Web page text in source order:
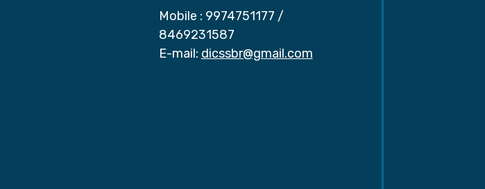
Mobile : 9974751177 /
8469231587
E-mail: dicssbr@gmail.com